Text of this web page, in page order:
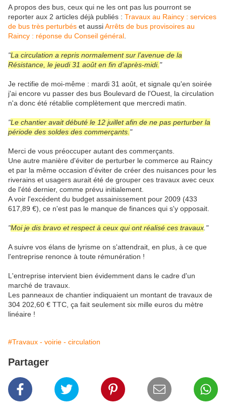
A propos des bus, ceux qui ne les ont pas lus pourront se
reporter aux 2 articles déjà publiés : Travaux au Raincy : services
de bus très perturbés et aussiArrêts de bus provisoires au
Raincy : réponse du Conseil général.
"La circulation a repris normalement sur l’avenue de la
Résistance, le jeudi 31 août en fin d’après-midi."
Je rectifie de moi-même : mardi 31 août, et signale qu'en soirée
j'ai encore vu passer des bus Boulevard de l'Ouest, la circulation
n'a donc été rétablie complètement que mercredi matin.
"Le chantier avait débuté le 12 juillet afin de ne pas perturber la
période des soldes des commerçants."
Merci de vous préoccuper autant des commerçants.
Une autre manière d'éviter de perturber le commerce au Raincy
et par la même occasion d'éviter de créer des nuisances pour les
riverains et usagers aurait été de grouper ces travaux avec ceux
de l'été dernier, comme prévu initialement.
A voir l'excédent du budget assainissement pour 2009 (433
617,89 €), ce n'est pas le manque de finances qui s'y opposait.
"Moi je dis bravo et respect à ceux qui ont réalisé ces travaux."
A suivre vos élans de lyrisme on s'attendrait, en plus, à ce que
l'entreprise renonce à toute rémunération !
L'entreprise intervient bien évidemment dans le cadre d'un
marché de travaux.
Les panneaux de chantier indiquaient un montant de travaux de
304 202,60 € TTC, ça fait seulement six mille euros du mètre
linéaire !
#Travaux - voirie - circulation
Partager